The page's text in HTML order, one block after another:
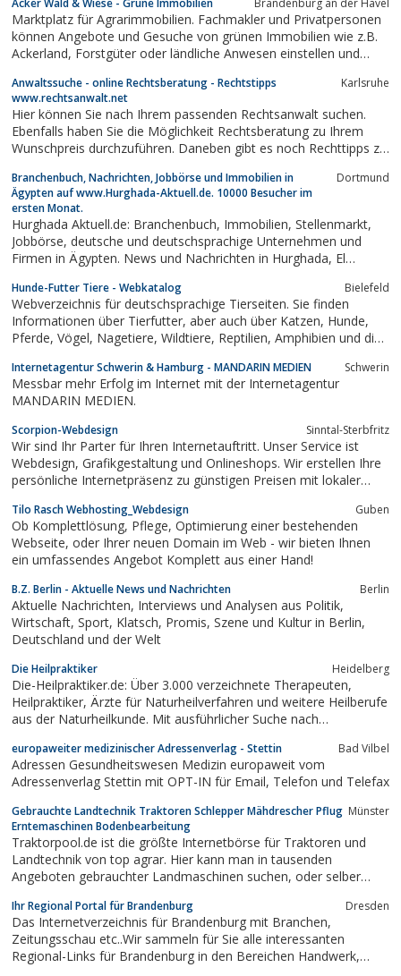
Marktplatz für Agrarimmobilien. Fachmakler und Privatpersonen
können Angebote und Gesuche von grünen Immobilien wie z.B.
Ackerland, Forstgüter oder ländliche Anwesen einstellen und
Anwaltssuche - online Rechtsberatung - Rechtstipps
www.rechtsanwalt.net
Karlsruhe
Hier können Sie nach Ihrem passenden Rechtsanwalt suchen.
Ebenfalls haben Sie die Möglichkeit Rechtsberatung zu Ihrem
Wunschpreis durchzuführen. Daneben gibt es noch Rechttipps zu
Branchenbuch, Nachrichten, Jobbörse und Immobilien in
Ägypten auf www.Hurghada-Aktuell.de. 10000 Besucher im
ersten Monat.
Dortmund
Hurghada Aktuell.de: Branchenbuch, Immobilien, Stellenmarkt,
Jobbörse, deutsche und deutschsprachige Unternehmen und
Firmen in Ägypten. News und Nachrichten in Hurghada, El
Sheik, Sahl Hasheesh, Immobilien in Ägypten.
Hunde-Futter Tiere - Webkatalog Bielefeld
Webverzeichnis für deutschsprachige Tierseiten. Sie finden
Informationen über Tierfutter, aber auch über Katzen, Hunde,
Pferde, Vögel, Nagetiere, Wildtiere, Reptilien, Amphibien und die
themenrelevanten Backlink aus unserem Verzeichnis. Wenn Sie
Ihre Seite...
Internetagentur Schwerin & Hamburg - MANDARIN MEDIEN Schwerin
Messbar mehr Erfolg im Internet mit der Internetagentur
MANDARIN MEDIEN.
Scorpion-Webdesign Sinntal-Sterbfritz
Wir sind Ihr Parter für Ihren Internetauftritt. Unser Service ist
Webdesign, Grafikgestaltung und Onlineshops. Wir erstellen Ihre
persönliche Internetpräsenz zu günstigen Preisen mit lokaler
und CD-Visitenkarten können wir Sie tatkräftig unterstützen.
Tilo Rasch Webhosting_Webdesign Guben
Ob Komplettlösung, Pflege, Optimierung einer bestehenden
Webseite, oder Ihrer neuen Domain im Web - wir bieten Ihnen
ein umfassendes Angebot Komplett aus einer Hand!
B.Z. Berlin - Aktuelle News und Nachrichten Berlin
Aktuelle Nachrichten, Interviews und Analysen aus Politik,
Wirtschaft, Sport, Klatsch, Promis, Szene und Kultur in Berlin,
Deutschland und der Welt
Die Heilpraktiker Heidelberg
Die-Heilpraktiker.de: Über 3.000 verzeichnete Therapeuten,
Heilpraktiker, Ärzte für Naturheilverfahren und weitere Heilberufe
aus der Naturheilkunde. Mit ausführlicher Suche nach
passenden Therapeuten.
europaweiter medizinischer Adressenverlag - Stettin Bad Vilbel
Adressen Gesundheitswesen Medizin europaweit vom
Adressenverlag Stettin mit OPT-IN für Email, Telefon und Telefax
Gebrauchte Landtechnik Traktoren Schlepper Mähdrescher Pflug
Erntemaschinen Bodenbearbeitung
Münster
Traktorpool.de ist die größte Internetbörse für Traktoren und
Landtechnik von top agrar. Hier kann man in tausenden
Angeboten gebrauchter Landmaschinen suchen, oder selber
Ihr Regional Portal für Brandenburg Dresden
Das Internetverzeichnis für Brandenburg mit Branchen,
Zeitungsschau etc..Wir sammeln für Sie alle interessanten
Regional-Links für Brandenburg in den Bereichen Handwerk,